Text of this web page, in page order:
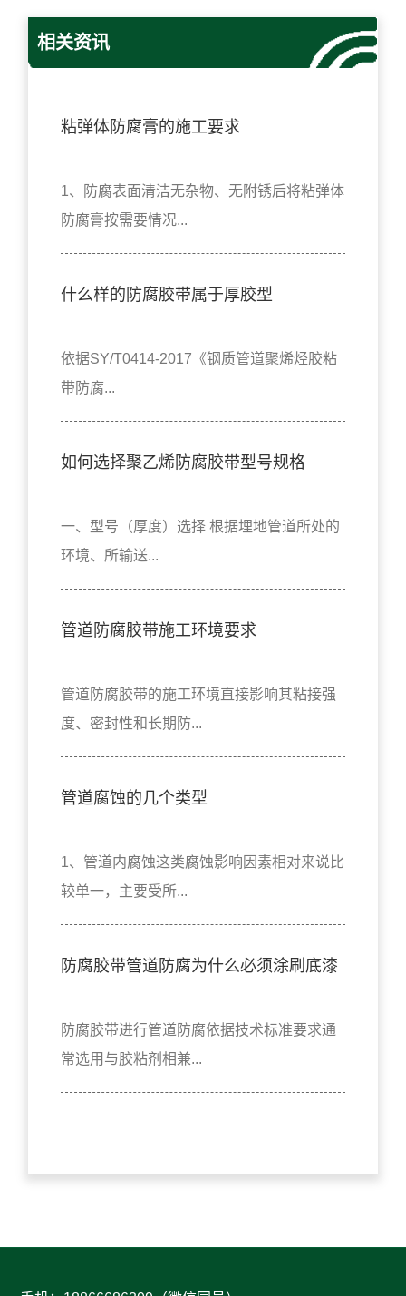
相关资讯
粘弹体防腐膏的施工要求
1、防腐表面清洁无杂物、无附锈后将粘弹体
防腐膏按需要情况...
什么样的防腐胶带属于厚胶型
依据SY/T0414-2017《钢质管道聚烯烃胶粘
带防腐...
如何选择聚乙烯防腐胶带型号规格
一、型号（厚度）选择 根据埋地管道所处的
环境、所输送...
管道防腐胶带施工环境要求
管道防腐胶带的施工环境直接影响其粘接强
度、密封性和长期防...
管道腐蚀的几个类型
1、管道内腐蚀这类腐蚀影响因素相对来说比
较单一，主要受所...
防腐胶带管道防腐为什么必须涂刷底漆
防腐胶带进行管道防腐依据技术标准要求通
常选用与胶粘剂相兼...